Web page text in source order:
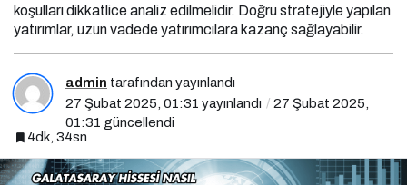
koşulları dikkatlice analiz edilmelidir. Doğru stratejiyle yapılan
yatırımlar, uzun vadede yatırımcılara kazanç sağlayabilir.
admin tarafından yayınlandı
27 Şubat 2025, 01:31 yayınlandı
27 Şubat 2025,
01:31 güncellendi
4dk, 34sn